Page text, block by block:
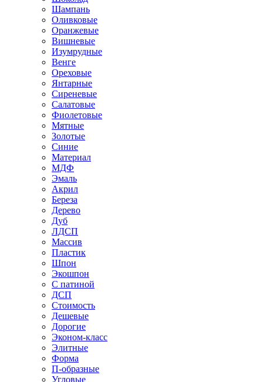
Шампань
Оливковые
Оранжевые
Вишневые
Изумрудные
Венге
Ореховые
Янтарные
Сиреневые
Салатовые
Фиолетовые
Мятные
Золотые
Синие
Материал
МДФ
Эмаль
Акрил
Береза
Дерево
Дуб
ЛДСП
Массив
Пластик
Шпон
Экошпон
С патиной
ДСП
Стоимость
Дешевые
Дорогие
Эконом-класс
Элитные
Форма
П-образные
Угловые